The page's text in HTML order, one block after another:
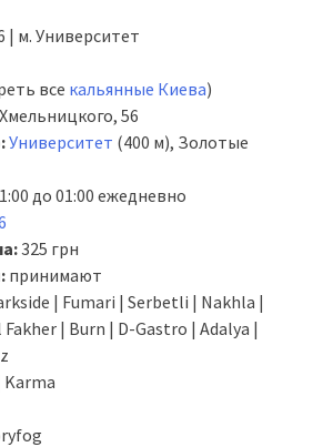
| м. Университет
все кальянные Киева)
56
Университет (400 м), Золотые
до 01:00 ежедневно
325 грн
принимают
| Fumari | Serbetli | Nakhla |
| Burn | D-Gastro | Adalya |
Karma